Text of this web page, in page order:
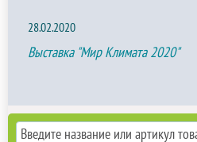
28.02.2020
Выставка "Мир Климата 2020"